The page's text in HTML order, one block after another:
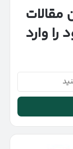
مقالات
وارد